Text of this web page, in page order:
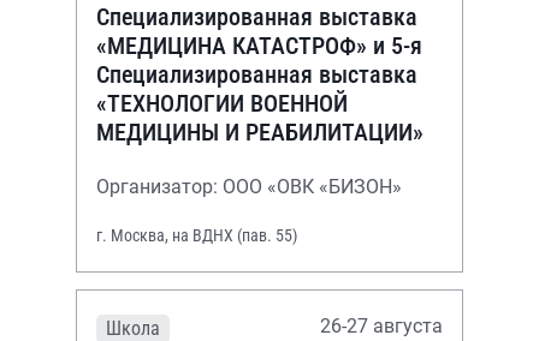
Специализированная выставка
«МЕДИЦИНА КАТАСТРОФ» и 5-я
Специализированная выставка
«ТЕХНОЛОГИИ ВОЕННОЙ
МЕДИЦИНЫ И РЕАБИЛИТАЦИИ»
Организатор: ООО «ОВК «БИЗОН»
г. Москва, на ВДНХ (пав. 55)
Школа 26-27 августа